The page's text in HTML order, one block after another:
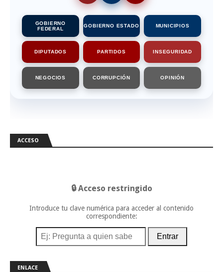
GOBIERNO
FEDERAL
GOBIERNO ESTADO MUNICIPIOS
DIPUTADOS PARTIDOS INSEGURIDAD
NEGOCIOS CORRUPCIÓN OPINIÓN
ACCESO
🔒 Acceso restringido
Introduce tu clave numérica para acceder al contenido
correspondiente:
Entrar
ENLACE